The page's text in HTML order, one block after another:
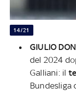
14/21
GIULIO
del 2024
Galliani: il
Bundesliga